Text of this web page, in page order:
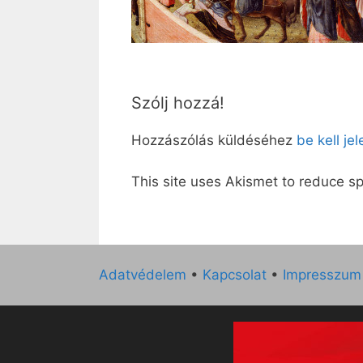
Szólj hozzá!
Hozzászólás küldéséhez be kell
This site uses Akismet to reduce
Adatvédelem • Kapcsolat • Impresszum